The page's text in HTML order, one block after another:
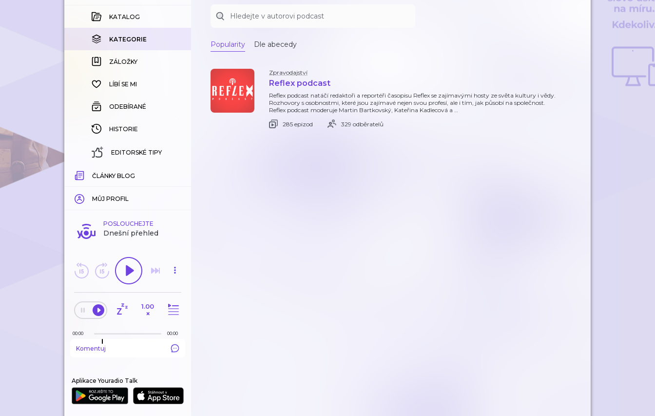
KOUPENÉ
KATEGORIE
ZÁLOŽKY
HISTORIE
KATALOG
KATEGORIE
ZÁLOŽKY
LÍBÍ SE MI
ODEBÍRANÉ
HISTORIE
EDITORSKÉ TIPY
ČLÁNKY BLOG
MŮJ PROFIL
POSLOUCHEJTE
Dnešní přehled
1.00
×
00:00 00:00
Komentuj
Aplikace Youradio Talk
Popularity Dle abecedy
Zpravodajství
Reflex podcast
Reflex podcast natáčí redaktoři a reportéři časopisu Reflex se zajímavými hosty ze světa kultury i vědy.
Rozhovory s osobnostmi, které jsou zajímavé nejen svou profesí, ale i tím, jak působí na společnost.
Reflex podcast moderuje Martin Bartkovský, Kateřina Kadlecová a …
285 epizod
329 odběratelů